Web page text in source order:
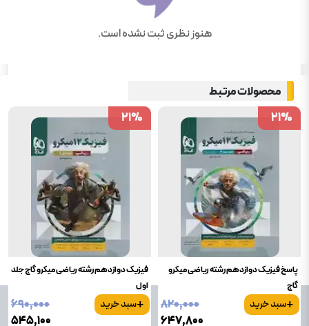
هنوز نظری ثبت نشده است.
محصولات مرتبط
پاسخ فیزیک دوازدهم رشته ریاضی میکرو
گاج
+سبد خرید
۸۲۰٬۰۰۰
۶۴۷٬۸۰۰
21%
21%
فیزیک دوازدهم رشته ریاضی میکرو گاج جلد
اول
+سبد خرید
۶۹۰٬۰۰۰
۵۴۵٬۱۰۰
21%
21%